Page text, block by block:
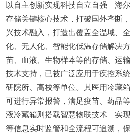
以自主创新实现科技自立自强，海
存储关键核心技术，打破国外垄断
兴技术融入，打造出覆盖全温域、
化、无人化、智能化低温存储解决
苗、血液、生物样本等的存储、运
技术支持，已被广泛应用于疾控系
研院所、高校等单位。其医用冷藏
可进行异常报警，满足疫苗、药品
液冷藏箱则搭载智慧物联技术，实
等信息实时监管和全流程可追溯，